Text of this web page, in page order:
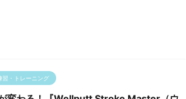
習・トレーニング